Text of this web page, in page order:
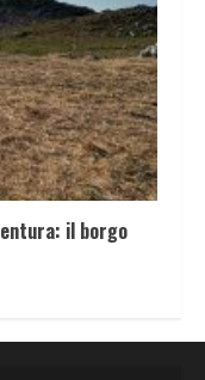
il borgo